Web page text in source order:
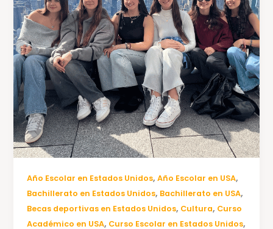
Año Escolar en Estados Unidos,Año Escolar en USA,
Bachillerato en Estados Unidos, Bachillerato en USA,
Becas deportivas en Estados Unidos, Cultura, Curso
Académico en USA, Curso Escolar en Estados Unidos,